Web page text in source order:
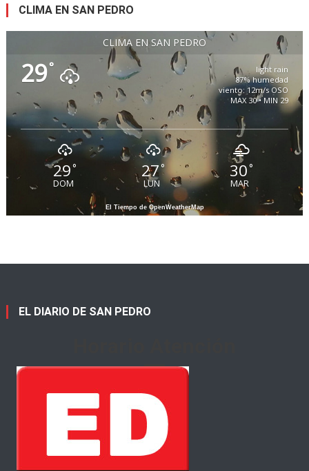
CLIMA EN SAN PEDRO
CLIMA EN SAN PEDRO
29°
light rain
87% humedad
viento: 12m/s OSO
MAX 30 • MIN 29
29°
DOM
27 °
LUN
30°
MAR
El Tiempo de OpenWeatherMap
EL DIARIO DE SAN PEDRO